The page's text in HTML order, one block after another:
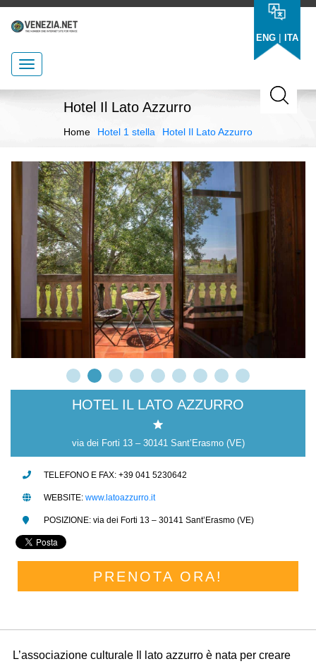
ENG | ITA
Hotel Il Lato Azzurro
Home Hotel 1 stella Hotel Il Lato Azzurro
HOTEL IL LATO AZZURRO
via dei Forti 13 – 30141 Sant’Erasmo (VE)
TELEFONO E FAX: +39 041 5230642
WEBSITE: www.latoazzurro.it
POSIZIONE: via dei Forti 13 – 30141 Sant’Erasmo (VE)
PRENOTA ORA!
L’associazione culturale Il lato azzurro è nata per creare